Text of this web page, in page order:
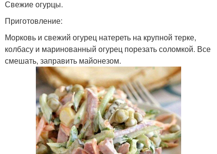
Свежие огурцы.
Приготовление:
Морковь и свежий огурец натереть на крупной терке,
колбасу и маринованный огурец порезать соломкой. Все
смешать, заправить майонезом.